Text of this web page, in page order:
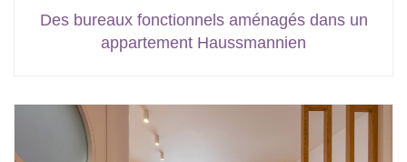
Des bureaux fonctionnels aménagés dans un
appartement Haussmannien